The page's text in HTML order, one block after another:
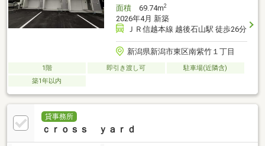
面積69.74m2
2026年4月 新築
ＪＲ信越本線 越後石山駅 徒歩26分
新潟県新潟市東区南紫竹１丁目
1階 即引き渡し可
駐車場(近隣含)
築1年以内
貸事務所
ｃｒｏｓｓ ｙａｒｄ